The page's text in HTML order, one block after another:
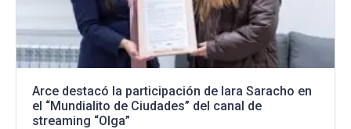
Arce destacó la participación de Iara Saracho en
el “Mundialito de Ciudades” del canal de
streaming “Olga”